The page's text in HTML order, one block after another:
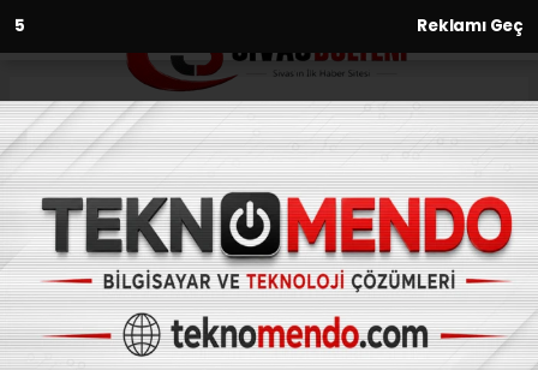
3 Reklamı Geç
Anasayfa Kültür-Sanat-Tarih
Türk Telekom Prime’ın açık
hava sinema etkinlikleri
tamamlandı
KÜLTÜR-SANAT-TARIH
(İHA) - İhlas Haber Ajansı | 31.08.2024 - 13:05, Güncelleme: 31.08.2024
- 12:29